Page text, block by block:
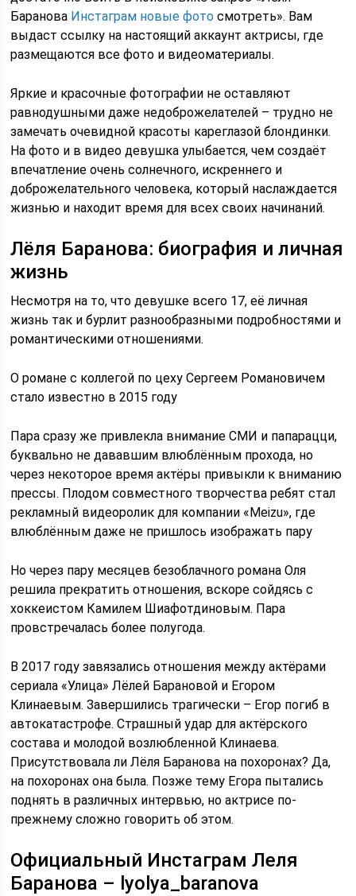
Баранова Инстаграм новые фото смотреть». Вам
выдаст ссылку на настоящий аккаунт актрисы, где
размещаются все фото и видеоматериалы.
Яркие и красочные фотографии не оставляют
равнодушными даже недоброжелателей – трудно не
замечать очевидной красоты кареглазой блондинки.
На фото и в видео девушка улыбается, чем создаёт
впечатление очень солнечного, искреннего и
доброжелательного человека, который наслаждается
жизнью и находит время для всех своих начинаний.
Лёля Баранова: биография и личная
жизнь
Несмотря на то, что девушке всего 17, её личная
жизнь так и бурлит разнообразными подробностями и
романтическими отношениями.
О романе с коллегой по цеху Сергеем Романовичем
стало известно в 2015 году
Пара сразу же привлекла внимание СМИ и папарацци,
буквально не дававшим влюблённым прохода, но
через некоторое время актёры привыкли к вниманию
прессы. Плодом совместного творчества ребят стал
рекламный видеоролик для компании «Meizu», где
влюблённым даже не пришлось изображать пару
Но через пару месяцев безоблачного романа Оля
решила прекратить отношения, вскоре сойдясь с
хоккеистом Камилем Шиафотдиновым. Пара
провстречалась более полугода.
В 2017 году завязались отношения между актёрами
сериала «Улица» Лёлей Барановой и Егором
Клинаевым. Завершились трагически – Егор погиб в
автокатастрофе. Страшный удар для актёрского
состава и молодой возлюбленной Клинаева.
Присутствовала ли Лёля Баранова на похоронах? Да,
на похоронах она была. Позже тему Егора пытались
поднять в различных интервью, но актрисе по-
прежнему сложно говорить об этом.
Официальный Инстаграм Леля
Баранова – lyolya_baranova